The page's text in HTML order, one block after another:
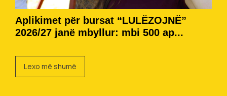
Aplikimet për bursat “LULËZOJNË”
2026/27 janë mbyllur: mbi 500 ap...
Lexo më shumë